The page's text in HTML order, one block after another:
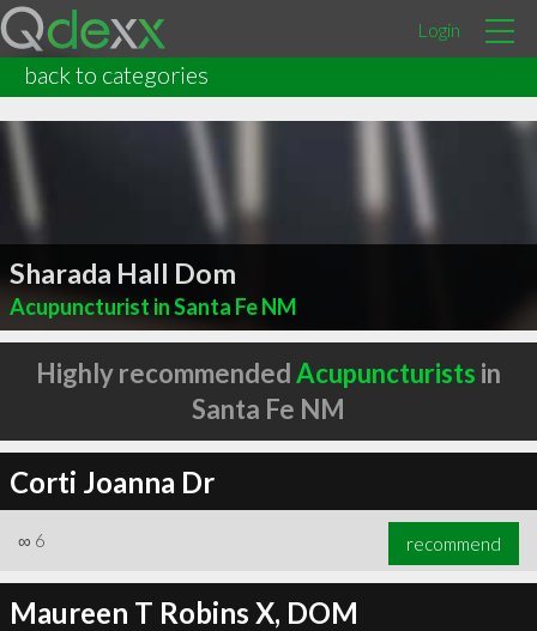
Login
back to categories
Sharada Hall Dom
Acupuncturist in Santa Fe NM
Highly recommendedAcupuncturists in
Santa Fe NM
Corti Joanna Dr
∞ 6 recommend
Maureen T Robins X, DOM